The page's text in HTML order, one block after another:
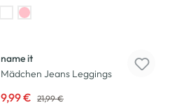
name it
Mädchen Jeans Leggings
9,99 € 21,99 €